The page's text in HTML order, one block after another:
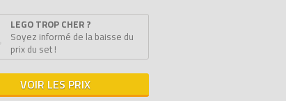
LEGO TROP CHER ?
Soyez informé de la baisse du
prix du set !
VOIR LES PRIX